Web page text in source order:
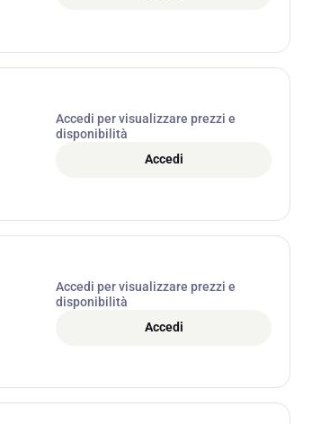
Accedi per visualizzare prezzi e
disponibilità
Accedi
Accedi per visualizzare prezzi e
disponibilità
Accedi